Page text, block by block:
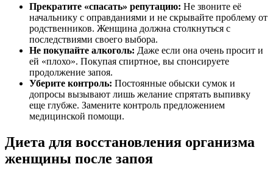
Прекратите «спасать» репутацию: Не звоните её
начальнику с оправданиями и не скрывайте проблему от
родственников. Женщина должна столкнуться с
последствиями своего выбора.
Не покупайте алкоголь: Даже если она очень просит и
ей «плохо». Покупая спиртное, вы спонсируете
продолжение запоя.
Уберите контроль: Постоянные обыски сумок и
допросы вызывают лишь желание спрятать выпивку
еще глубже. Замените контроль предложением
медицинской помощи.
Диета для восстановления организма
женщины после запоя